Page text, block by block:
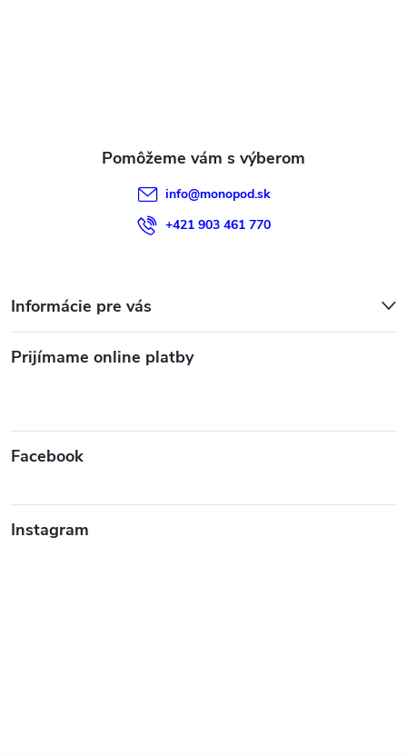
info@monopod.sk
+421 903 461 770
Informácie pre vás
Prijímame online platby
Facebook
Instagram